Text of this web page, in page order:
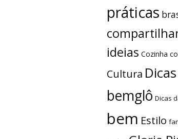
práticas
ideias Cozinha
Cultura Dicas
bemglô Dicas
bem Estilo